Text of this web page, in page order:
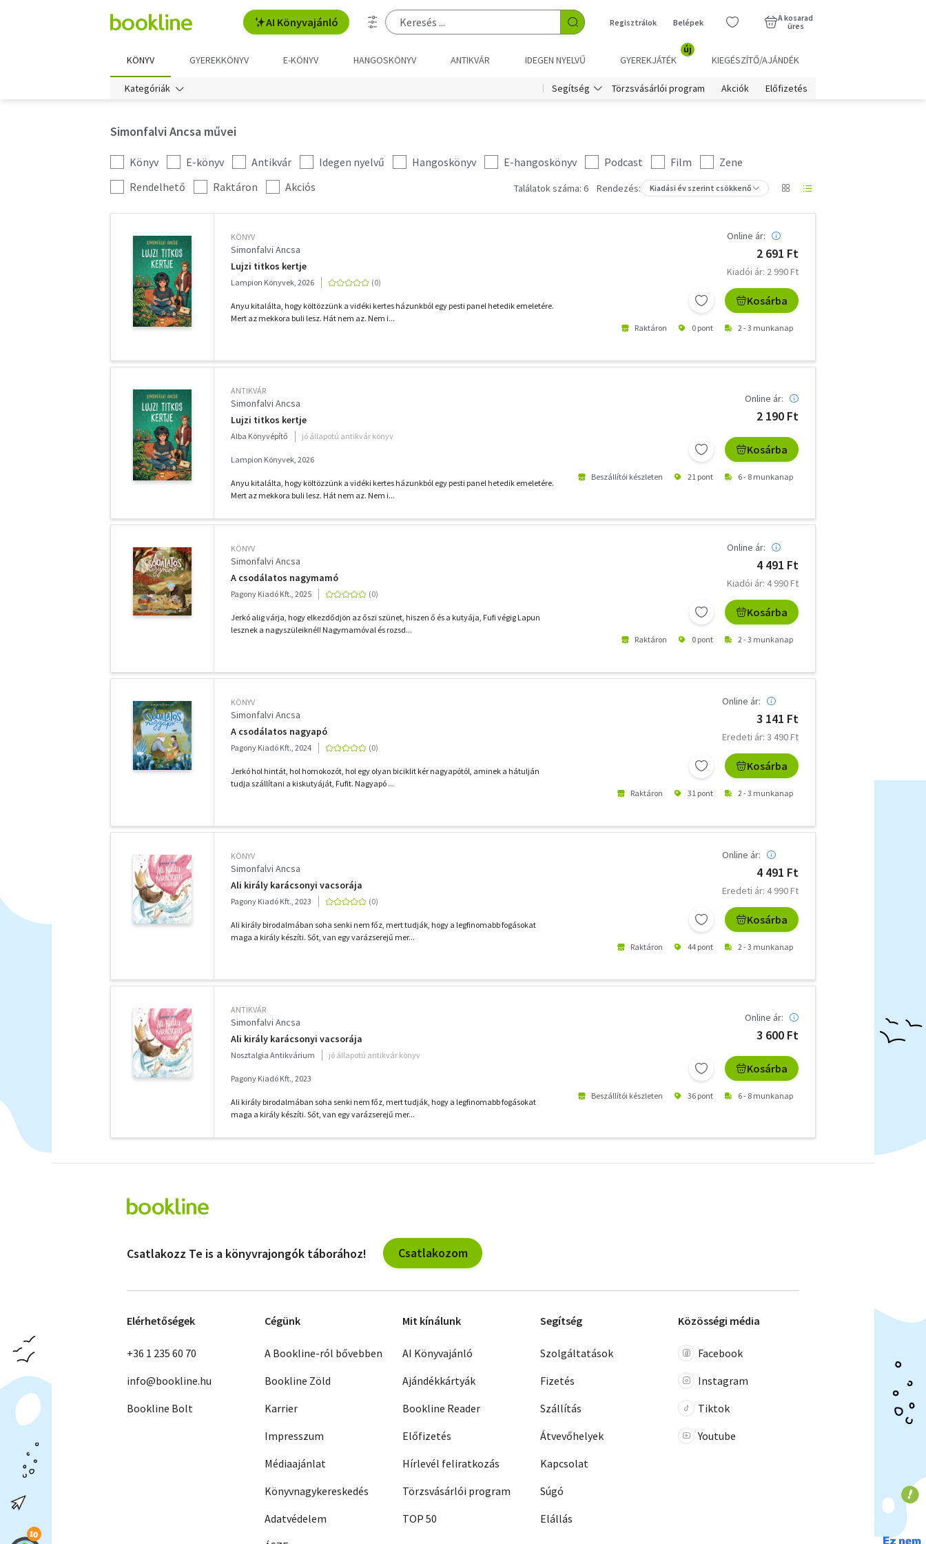
AI Könyvajánló Regisztrálok Belépek
A kosarad
üres
KÖNYV GYEREKKÖNYV E-KÖNYV HANGOSKÖNYV ANTIKVÁR IDEGEN NYELVŰ GYEREKJÁTÉK
új
KIEGÉSZÍTŐ/AJÁNDÉK
Kategóriák Segítség Törzsvásárlói program Akciók Előfizetés
Simonfalvi Ancsa művei
Kategória
szűrés
Könyv E-könyv Antikvár Idegen nyelvű Hangoskönyv E-hangoskönyv Podcast Film
Zene
További
szűrők
Rendelhető Raktáron Akciós Találatok száma: 6 Rendezés: Kiadási év szerint csökkenő
KÖNYV
Simonfalvi Ancsa
Lujzi titkos kertje
Lampion Könyvek, 2026
Anyu kitalálta, hogy költözzünk a vidéki kertes házunkból egy pesti panel hetedik emeletére.
Mert az mekkora buli lesz. Hát nem az. Nem i...
Online ár:
2 691 Ft
Kiadói ár: 2 990 Ft
Kosárba
Raktáron 0 pont 2 - 3 munkanap
ANTIKVÁR
Simonfalvi Ancsa
Lujzi titkos kertje
Alba Könyvépítő jó állapotú antikvár könyv
Lampion Könyvek, 2026
Anyu kitalálta, hogy költözzünk a vidéki kertes házunkból egy pesti panel hetedik emeletére.
Mert az mekkora buli lesz. Hát nem az. Nem i...
Online ár:
2 190 Ft
Kosárba
Beszállítói készleten 21 pont 6 - 8 munkanap
KÖNYV
Simonfalvi Ancsa
A csodálatos nagymamó
Pagony Kiadó Kft., 2025
Jerkó alig várja, hogy elkezdődjön az őszi szünet, hiszen ő és a kutyája, Fufi végig Lapun
lesznek a nagyszüleiknél! Nagymamóval és rozsd...
Online ár:
4 491 Ft
Kiadói ár: 4 990 Ft
Kosárba
Raktáron 0 pont 2 - 3 munkanap
KÖNYV
Simonfalvi Ancsa
A csodálatos nagyapó
Pagony Kiadó Kft., 2024
Jerkó hol hintát, hol homokozót, hol egy olyan biciklit kér nagyapótól, aminek a hátulján
tudja szállítani a kiskutyáját, Fufit. Nagyapó ...
Online ár:
3 141 Ft
Eredeti ár: 3 490 Ft
Kosárba
Raktáron 31 pont 2 - 3 munkanap
KÖNYV
Simonfalvi Ancsa
Ali király karácsonyi vacsorája
Pagony Kiadó Kft., 2023
Ali király birodalmában soha senki nem főz, mert tudják, hogy a legfinomabb fogásokat
maga a király készíti. Sőt, van egy varázserejű mer...
Online ár:
4 491 Ft
Eredeti ár: 4 990 Ft
Kosárba
Raktáron 44 pont 2 - 3 munkanap
ANTIKVÁR
Simonfalvi Ancsa
Ali király karácsonyi vacsorája
Nosztalgia Antikvárium jó állapotú antikvár könyv
Pagony Kiadó Kft., 2023
Ali király birodalmában soha senki nem főz, mert tudják, hogy a legfinomabb fogásokat
maga a király készíti. Sőt, van egy varázserejű mer...
Online ár:
3 600 Ft
Kosárba
Beszállítói készleten 36 pont 6 - 8 munkanap
szűrők
Csatlakozz Te is a könyvrajongók táborához! Csatlakozom
Elérhetőségek
+36 1 235 60 70
info@bookline.hu
Bookline Bolt
Cégünk
A Bookline-ról bővebben
Bookline Zöld
Karrier
Impresszum
Médiaajánlat
Könyvnagykereskedés
Adatvédelem
Mit kínálunk
AI Könyvajánló
Ajándékkártyák
Bookline Reader
Előfizetés
Hírlevél feliratkozás
Törzsvásárlói program
TOP 50
Segítség
Szolgáltatások
Fizetés
Szállítás
Átvevőhelyek
Kapcsolat
Súgó
Elállás
Közösségi média
Facebook
Instagram
Tiktok
Youtube